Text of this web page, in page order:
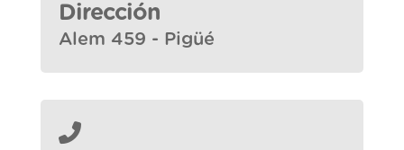
Dirección
Alem 459 - Pigüé